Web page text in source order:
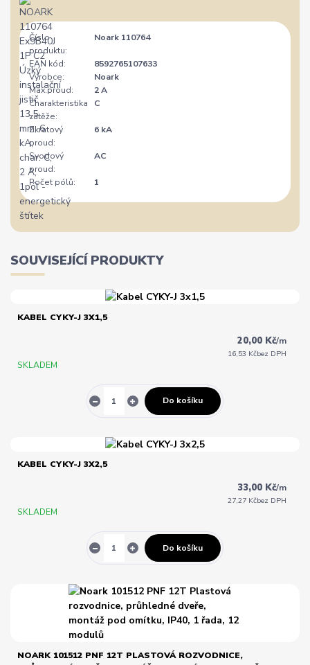
Číslo
produktu:
Noark 110764
EAN kód:
8592765107633
Výrobce:
Noark
Max.proud:
2 A
Charakteristika
zátěže:
C
Zkratový
proud:
6 kA
Svodový
proud:
AC
Počet pólů: 1
SOUVISEJÍCÍ PRODUKTY
KABEL CYKY-J 3X1,5
20,00 Kč/m
16,53 Kčbez DPH
SKLADEM
Do košíku
KABEL CYKY-J 3X2,5
33,00 Kč/m
27,27 Kčbez DPH
SKLADEM
Do košíku
NOARK 101512 PNF 12T PLASTOVÁ ROZVODNICE,